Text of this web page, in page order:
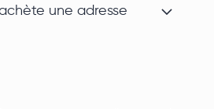
une adresse